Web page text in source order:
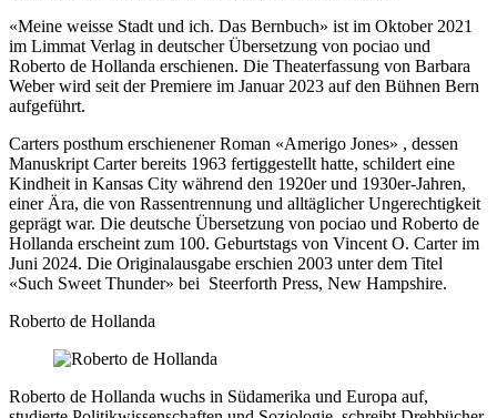
«Meine weisse Stadt und ich. Das Bernbuch» ist im Oktober 2021
im Limmat Verlag in deutscher Übersetzung von pociao und
Roberto de Hollanda erschienen. Die Theaterfassung von Barbara
Weber wird seit der Premiere im Januar 2023 auf den Bühnen Bern
aufgeführt.
Carters posthum erschienener Roman «Amerigo Jones» , dessen
Manuskript Carter bereits 1963 fertiggestellt hatte, schildert eine
Kindheit in Kansas City während den 1920er und 1930er-Jahren,
einer Ära, die von Rassentrennung und alltäglicher Ungerechtigkeit
geprägt war. Die deutsche Übersetzung von pociao und Roberto de
Hollanda erscheint zum 100. Geburtstags von Vincent O. Carter im
Juni 2024. Die Originalausgabe erschien 2003 unter dem Titel
«Such Sweet Thunder» bei Steerforth Press, New Hampshire.
Roberto de Hollanda
Roberto de Hollanda wuchs in Südamerika und Europa auf,